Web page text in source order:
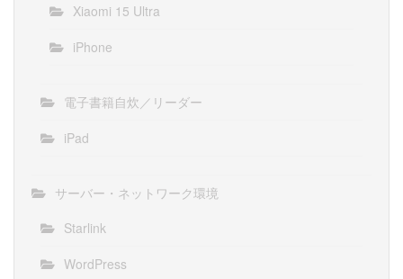
Xiaomi 15 Ultra
iPhone
電子書籍自炊／リーダー
iPad
サーバー・ネットワーク環境
Starlink
WordPress